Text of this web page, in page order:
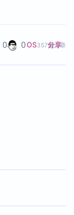
OS357篇文章
0 0 分享